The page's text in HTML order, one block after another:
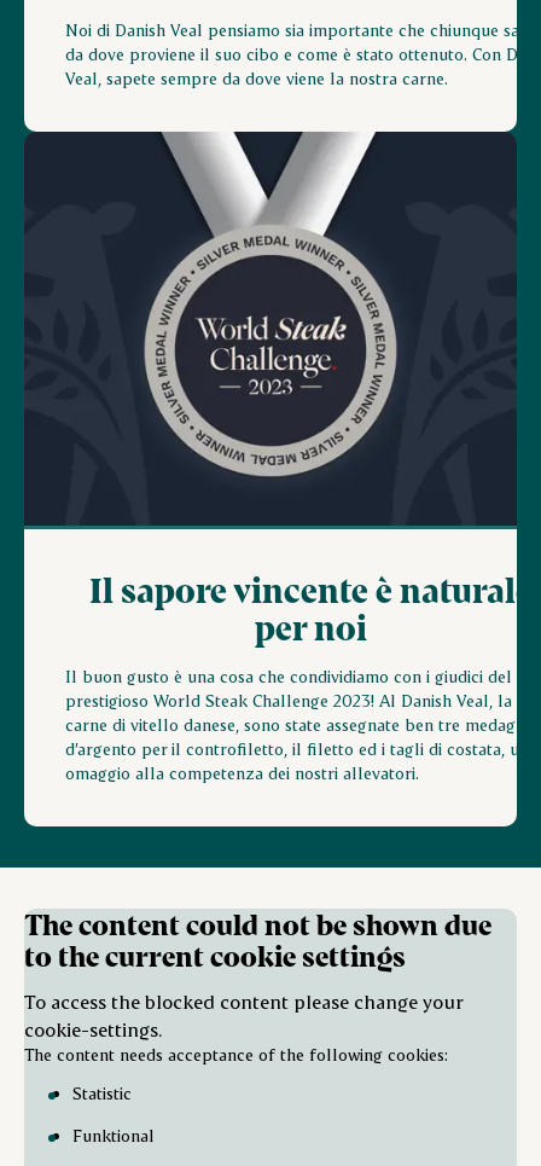
Noi di Danish Veal pensiamo sia importante che chiunque
da dove proviene il suo cibo e come è stato ottenuto. Con
Veal, sapete sempre da dove viene la nostra carne.
Il sapore vincente è naturale
per noi
Il buon gusto è una cosa che condividiamo con i giudici del
prestigioso World Steak Challenge 2023! Al Danish Veal, la
carne di vitello danese, sono state assegnate ben tre medaglie
d’argento per il controfiletto, il filetto ed i tagli di costata, un
omaggio alla competenza dei nostri allevatori.
The content could not be shown due
to the current cookie settings
To access the blocked content please change your
cookie-settings.
The content needs acceptance of the following cookies:
Statistic
Funktional